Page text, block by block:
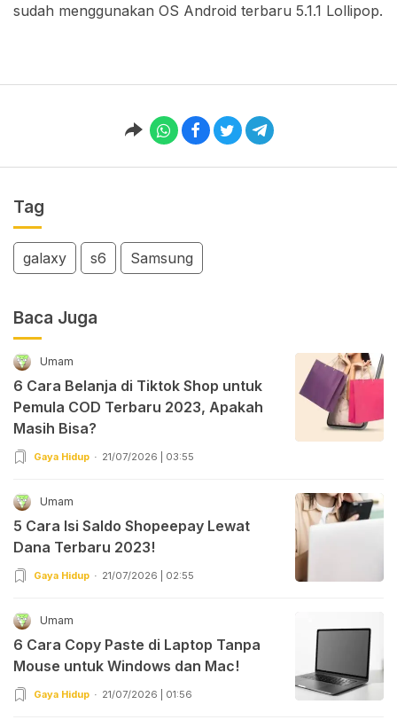
sudah menggunakan OS Android terbaru 5.1.1 Lollipop.
Tag
galaxy s6 Samsung
Baca Juga
Umam
6 Cara Belanja di Tiktok Shop untuk
Pemula COD Terbaru 2023, Apakah
Masih Bisa?
Gaya Hidup 21/07/2026 | 03:55
Umam
5 Cara Isi Saldo Shopeepay Lewat
Dana Terbaru 2023!
Gaya Hidup 21/07/2026 | 02:55
Umam
6 Cara Copy Paste di Laptop Tanpa
Mouse untuk Windows dan Mac!
Gaya Hidup 21/07/2026 | 01:56